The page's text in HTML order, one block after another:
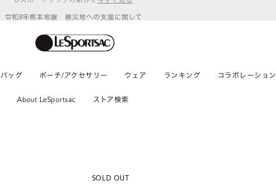
バッグ ポーチ/アクセサリー ウェア ランキング コラボレーション
About LeSportsac ストア検索
SOLD OUT